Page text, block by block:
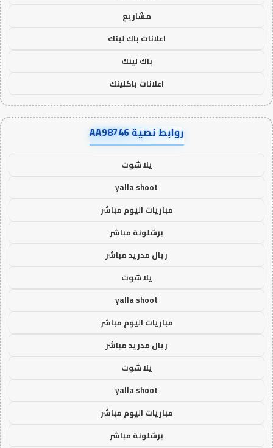
مشاريع
اعلانات باك لينك
باك لينك
اعلانات باكلينك
روابط نصية AA98746
يلا شوت
yalla shoot
مباريات اليوم مباشر
برشلونة مباشر
ريال مدريد مباشر
يلا شوت
yalla shoot
مباريات اليوم مباشر
ريال مدريد مباشر
يلا شوت
yalla shoot
مباريات اليوم مباشر
برشلونة مباشر